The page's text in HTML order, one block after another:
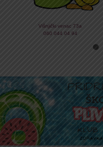
Višnjički venac 73a
060 044 04 94